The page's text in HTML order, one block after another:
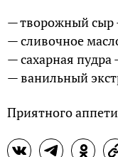
— творожный сыр
— сливочное
— сахарная
— ванильный
Приятного